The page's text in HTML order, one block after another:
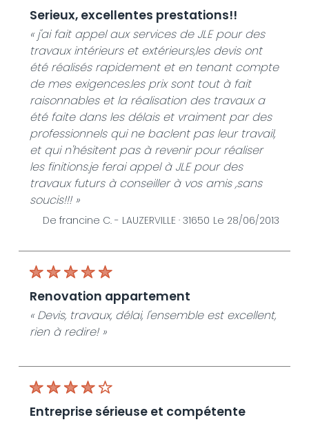
serieux, excellentes prestations!!
« j'ai fait appel aux services de JLE pour des
travaux intérieurs et extérieurs,les devis ont
été réalisés rapidement et en tenant compte
de mes exigences.les prix sont tout à fait
raisonnables et la réalisation des travaux a
été faite dans les délais et vraiment par des
professionnels qui ne baclent pas leur travail,
et qui n'hésitent pas à revenir pour réaliser
les finitions.je ferai appel à JLE pour des
travaux futurs à conseiller à vos amis ,sans
soucis!!! »
De francine C. - LAUZERVILLE · 31650 Le 28/06/2013
renovation appartement
« Devis, travaux, délai, l'ensemble est excellent,
rien à redire! »
entreprise sérieuse et compétente